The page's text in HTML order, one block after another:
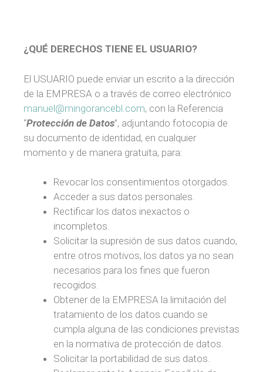
¿QUÉ DERECHOS TIENE EL USUARIO?
El USUARIO puede enviar un escrito a la dirección
de la EMPRESA o a través de correo electrónico
manuel@mingorancebl.com, con la Referencia
“Protección de Datos”, adjuntando fotocopia de
su documento de identidad, en cualquier
momento y de manera gratuita, para:
Revocar los consentimientos otorgados.
Acceder a sus datos personales.
Rectificar los datos inexactos o
incompletos.
Solicitar la supresión de sus datos cuando,
entre otros motivos, los datos ya no sean
necesarios para los fines que fueron
recogidos.
Obtener de la EMPRESA la limitación del
tratamiento de los datos cuando se
cumpla alguna de las condiciones previstas
en la normativa de protección de datos.
Solicitar la portabilidad de sus datos.